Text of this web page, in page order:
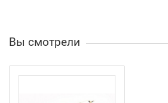
Вы смотрели